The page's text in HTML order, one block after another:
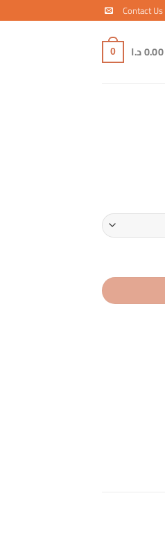
Contact Us
0.00د.ا 0